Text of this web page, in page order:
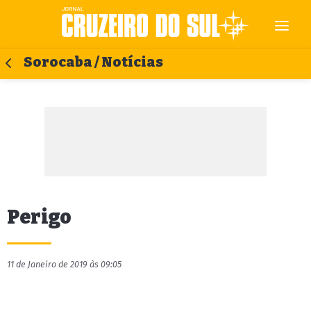
Sorocaba / Notícias
Perigo
11 de Janeiro de 2019 às 09:05